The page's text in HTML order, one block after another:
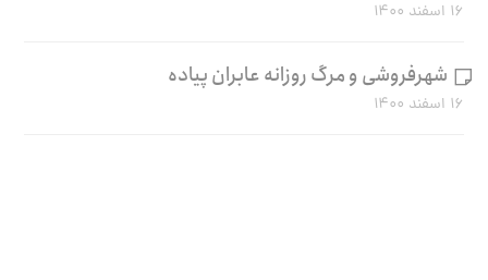
۱۶ اسفند ۱۴۰۰
شهرفروشی و مرگ روزانه عابران پیاده
۱۶ اسفند ۱۴۰۰